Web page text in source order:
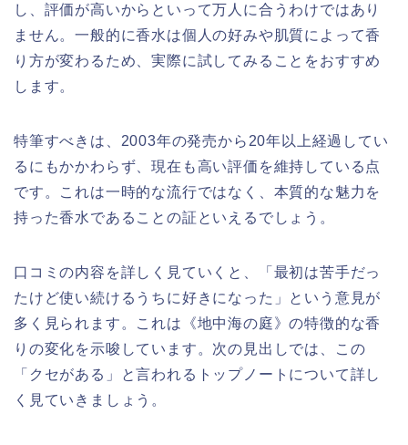
し、評価が高いからといって万人に合うわけではあり
ません。一般的に香水は個人の好みや肌質によって香
り方が変わるため、実際に試してみることをおすすめ
します。
特筆すべきは、2003年の発売から20年以上経過してい
るにもかかわらず、現在も高い評価を維持している点
です。これは一時的な流行ではなく、本質的な魅力を
持った香水であることの証といえるでしょう。
口コミの内容を詳しく見ていくと、「最初は苦手だっ
たけど使い続けるうちに好きになった」という意見が
多く見られます。これは《地中海の庭》の特徴的な香
りの変化を示唆しています。次の見出しでは、この
「クセがある」と言われるトップノートについて詳し
く見ていきましょう。